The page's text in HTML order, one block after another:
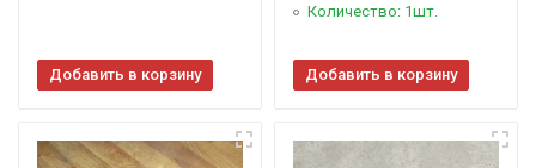
Добавить в корзину
Количество: 1шт.
Добавить в корзину